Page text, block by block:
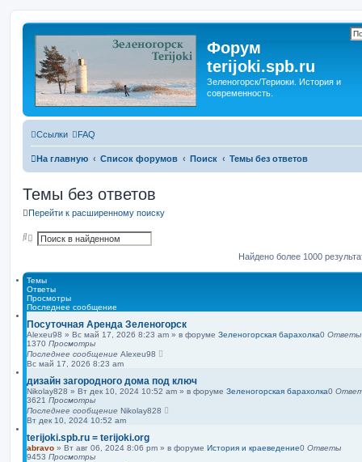
Форум
terijoki.spb.ru
Зеленогорск/Териоки. История и
современность.
Ссылки FAQ
На главную Список форумов Поиск Темы без ответов
Темы без ответов
Перейти к расширенному поиску
П
ки
р
е
н
н
ы
й
п
о
и
к
Найдено более 1000
Темы
Ответы
Просмотры
Последнее сообщение
Посуточная Аренда Зеленогорск
Alexeu98 » Вс май 17, 2026 8:23 am » в форуме Зеленогорская барахолка0 Ответы
1370 Просмотры
Последнее сообщение Alexeu98
Вс май 17, 2026 8:23 am
дизайн загородного дома под ключ
Nikolay828 » Вт дек 10, 2024 10:52 am » в форуме Зеленогорская барахолка0
3621 Просмотры
Последнее сообщение Nikolay828
Вт дек 10, 2024 10:52 am
terijoki.spb.ru = terijoki.org
abravo » Вт авг 06, 2024 8:06 pm » в форуме История и краеведение0 Ответы
9453 Просмотры